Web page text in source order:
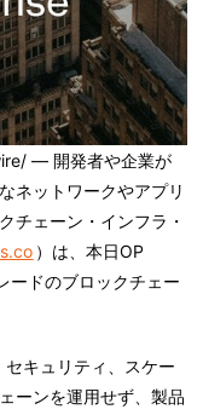
— 開発者や企業が
ネットワークやアプリ
チェーン・インフラ・
）は、本日OP
ードのブロックチェー
キュリティ、スケー
ーンを運用せず、製品